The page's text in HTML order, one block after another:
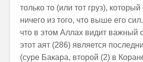
только то (или тот груз),
ничего из того, что выше его
что в этом Аллах видит
этот аят (286) является
(суре Бакара, второй (2) в